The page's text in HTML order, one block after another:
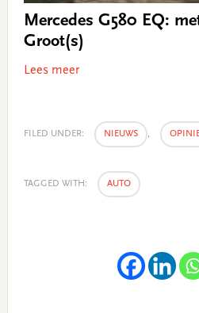
Mercedes G580 EQ:
Groot(s)
Lees meer
FILED UNDER: NIEUWS ,
TAGGED WITH: AUTO